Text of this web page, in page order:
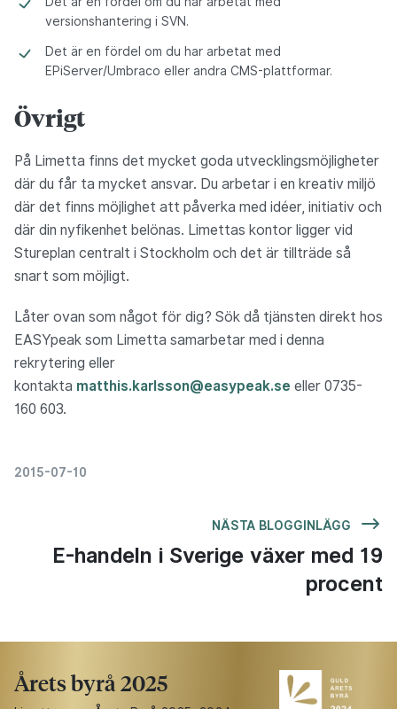
versionshantering i SVN.
Det är en fördel om du har arbetat med
EPiServer/Umbraco eller andra CMS-plattformar.
Övrigt
På Limetta finns det mycket goda utvecklingsmöjligheter
där du får ta mycket ansvar. Du arbetar i en kreativ miljö
där det finns möjlighet att påverka med idéer, initiativ och
där din nyfikenhet belönas. Limettas kontor ligger vid
Stureplan centralt i Stockholm och det är tillträde så
snart som möjligt.
Låter ovan som något för dig? Sök då tjänsten direkt hos
EASYpeak som Limetta samarbetar med i denna
rekrytering eller
kontakta matthis.karlsson@easypeak.se eller 0735-
160 603.
2015-07-10
NÄSTA BLOGGINLÄGG
E-handeln i Sverige växer med 19
procent
Årets byrå 2025